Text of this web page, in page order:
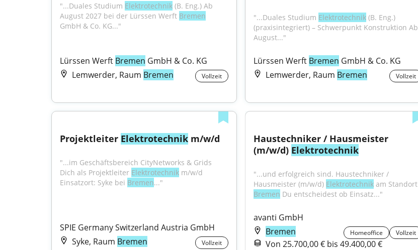
"...Duales Studium Elektrotechnik (B. Eng.) Ab
August 2027 bei der Lürssen Werft Bremen
GmbH & Co. KG..."
Lürssen Werft Bremen GmbH & Co. KG
Lemwerder, Raum Bremen Vollzeit
"...Duales Studium Elektrotechnik (B. Eng.)
(praxisintegriert) – Schwerpunkt Konstruktion Ab
August..."
Lürssen Werft Bremen GmbH & Co. KG
Lemwerder, Raum Bremen Vollzeit
Projektleiter Elektrotechnik m/w/d
"...im Geschäftsbereich CityNetworks & Grids
Dich als Projektleiter Elektrotechnik m/w/d
Einsatzort: Syke bei Bremen..."
SPIE Germany Switzerland Austria GmbH
Syke, Raum Bremen Vollzeit
Haustechniker / Hausmeister
(m/w/d) Elektrotechnik
"...und erfolgreich sind. Haustechniker /
Hausmeister (m/w/d) Elektrotechnik
Bremen Du entscheidest ob Einsatz..."
avanti GmbH
Bremen
Homeoffice Vollzeit
Von 25.700,00 € bis 49.400,00 €